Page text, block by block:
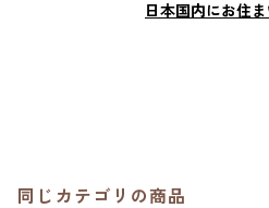
日本国内にお住
同じカテゴリの商品